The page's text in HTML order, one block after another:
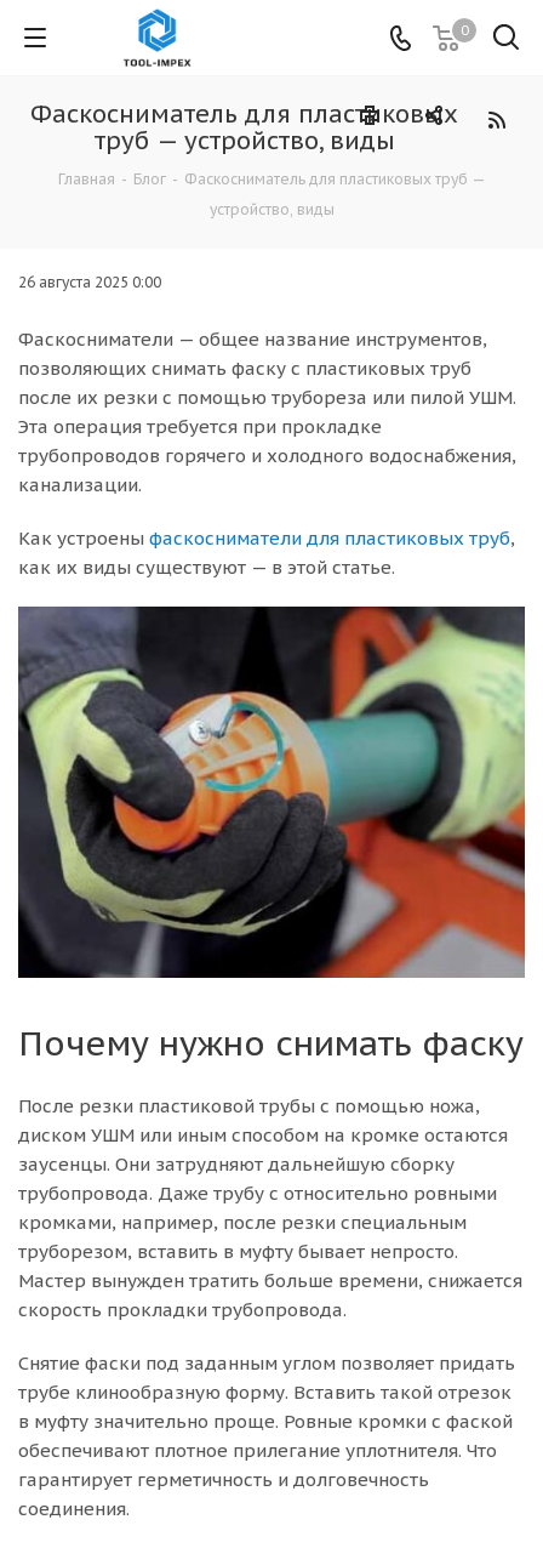
0
Фаскосниматель для пластиковых
труб — устройство, виды
Главная - Блог - Фаскосниматель для пластиковых труб —
устройство, виды
26 августа 2025 0:00
Фаскосниматели — общее название инструментов,
позволяющих снимать фаску с пластиковых труб
после их резки с помощью трубореза или пилой УШМ.
Эта операция требуется при прокладке
трубопроводов горячего и холодного водоснабжения,
канализации.
Как устроены фаскосниматели для пластиковых труб,
как их виды существуют — в этой статье.
Почему нужно снимать фаску
После резки пластиковой трубы с помощью ножа,
диском УШМ или иным способом на кромке остаются
заусенцы. Они затрудняют дальнейшую сборку
трубопровода. Даже трубу с относительно ровными
кромками, например, после резки специальным
труборезом, вставить в муфту бывает непросто.
Мастер вынужден тратить больше времени, снижается
скорость прокладки трубопровода.
Снятие фаски под заданным углом позволяет придать
трубе клинообразную форму. Вставить такой отрезок
в муфту значительно проще. Ровные кромки с фаской
обеспечивают плотное прилегание уплотнителя. Что
гарантирует герметичность и долговечность
соединения.